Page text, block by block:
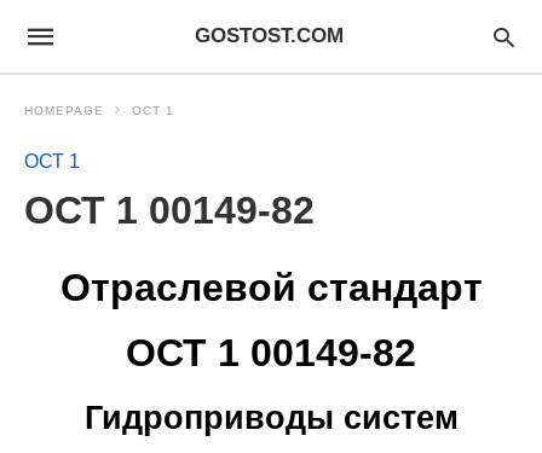
GOSTOST.COM
HOMEPAGE ОСТ 1
ОСТ 1
ОСТ 1 00149-82
Отраслевой стандарт
ОСТ 1 00149-82
Гидроприводы систем